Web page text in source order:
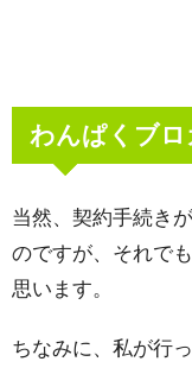
わんぱくブ
当然、契約手続き
のですが、それで
思います。
ちなみに、私が行